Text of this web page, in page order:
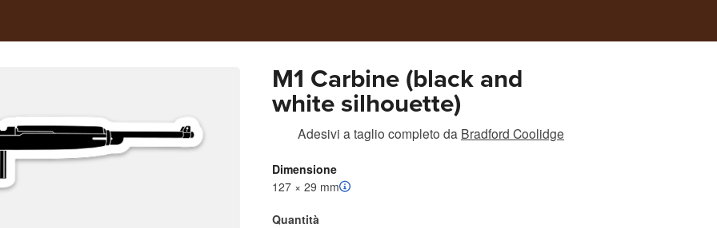
M1 Carbine (black and
white silhouette)
Adesivi a taglio completo da Bradford Coolidge
Dimensione
127 × 29 mm
Quantità